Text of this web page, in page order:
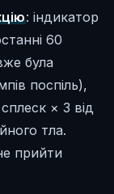
: індикатор
60
була
поспіль),
× 3 від
тла.
прийти